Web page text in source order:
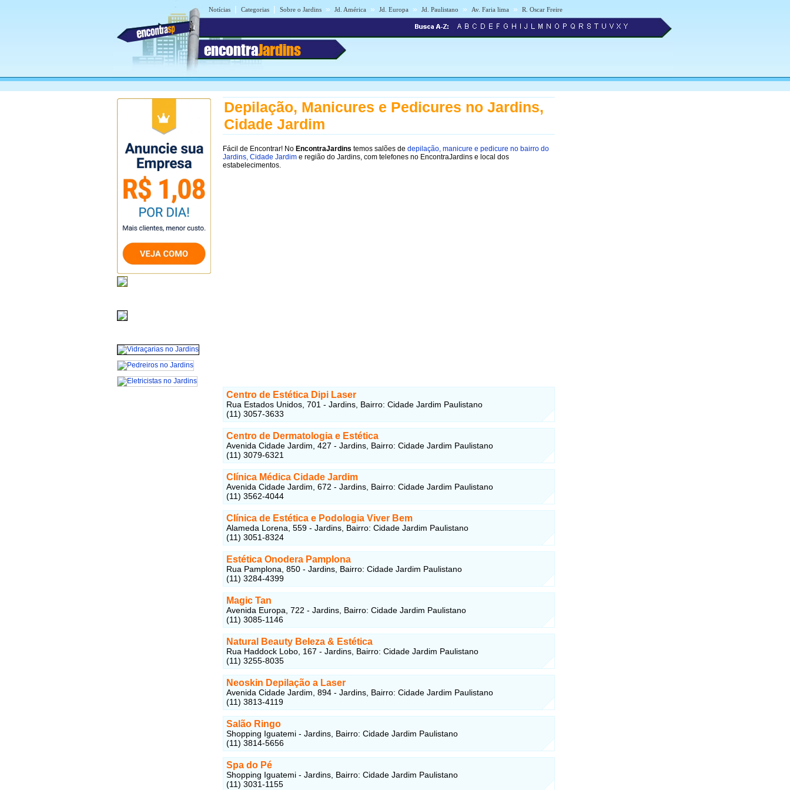
Notícias | Categorias | Sobre o Jardins » Jd. América » Jd. Europa » Jd. Paulistano » Av. Faria lima » R. Oscar Freire
encontraJardins
Depilação, Manicures e Pedicures no Jardins,
Cidade Jardim
Fácil de Encontrar! No EncontraJardins temos salões de depilação, manicure e pedicure no bairro do
Jardins, Cidade Jardim e região do Jardins, com telefones no EncontraJardins e local dos
estabelecimentos.
Centro de Estética Dipi Laser
Rua Estados Unidos, 701 - Jardins, Bairro: Cidade Jardim Paulistano
(11) 3057-3633
Centro de Dermatologia e Estética
Avenida Cidade Jardim, 427 - Jardins, Bairro: Cidade Jardim Paulistano
(11) 3079-6321
Clínica Médica Cidade Jardim
Avenida Cidade Jardim, 672 - Jardins, Bairro: Cidade Jardim Paulistano
(11) 3562-4044
Clínica de Estética e Podologia Viver Bem
Alameda Lorena, 559 - Jardins, Bairro: Cidade Jardim Paulistano
(11) 3051-8324
Estética Onodera Pamplona
Rua Pamplona, 850 - Jardins, Bairro: Cidade Jardim Paulistano
(11) 3284-4399
Magic Tan
Avenida Europa, 722 - Jardins, Bairro: Cidade Jardim Paulistano
(11) 3085-1146
Natural Beauty Beleza & Estética
Rua Haddock Lobo, 167 - Jardins, Bairro: Cidade Jardim Paulistano
(11) 3255-8035
Neoskin Depilação a Laser
Avenida Cidade Jardim, 894 - Jardins, Bairro: Cidade Jardim Paulistano
(11) 3813-4119
Salão Ringo
Shopping Iguatemi - Jardins, Bairro: Cidade Jardim Paulistano
(11) 3814-5656
Spa do Pé
Shopping Iguatemi - Jardins, Bairro: Cidade Jardim Paulistano
(11) 3031-1155